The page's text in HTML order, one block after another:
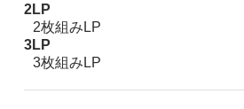
2LP
2枚組みLP
3LP
3枚組みLP